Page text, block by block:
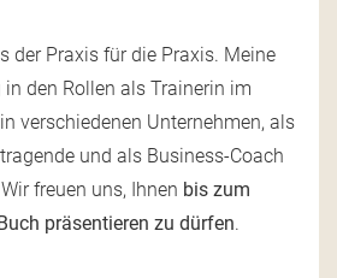
der Praxis für die Praxis. Meine
den Rollen als Trainerin im
verschiedenen Unternehmen, als
und als Business-Coach
freuen uns, Ihnen bis zum
präsentieren zu dürfen.